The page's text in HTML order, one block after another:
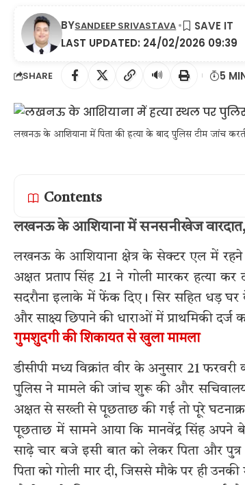
LAST UPDATED: 24/02/2026 09:39
BYSANDEEP SRIVASTAVA
SHARE 🔊 5
लखनऊ के आशियाना में पिता की हत्या के बाद पुलिस टीम जांच
Contents
लखनऊ के आशियाना में सनसनीखेज वारदात,
लखनऊ के आशियाना क्षेत्र के सेक्टर एल में रहने
अक्षत प्रताप सिंह 21 ने गोली मारकर हत्या
सदरौना इलाके में फेंक दिए। सिर सहित धड़
और साक्ष्य छिपाने की धाराओं में प्राथमिकी दर्ज
गुमशुदगी की शिकायत से खुला मामला
डीसीपी मध्य विक्रांत वीर के अनुसार 21
पुलिस ने मामले की जांच शुरू की और सचिवालय
अक्षत से सख्ती से पूछताछ की गई तो पूरे
पूछताछ में सामने आया कि मानवेंद्र सिंह अपने
साढ़े चार बजे इसी बात को लेकर पिता और
पिता को गोली मार दी, जिससे मौके पर ही